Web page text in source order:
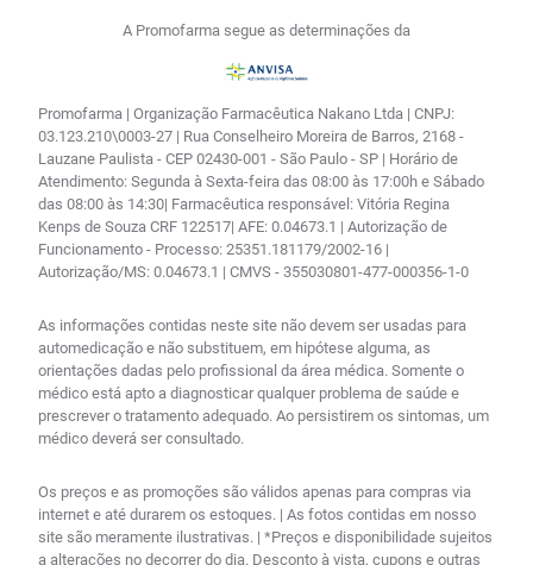
A Promofarma segue as determinações da
Promofarma | Organização Farmacêutica Nakano Ltda | CNPJ:
03.123.210\0003-27 | Rua Conselheiro Moreira de Barros, 2168 -
Lauzane Paulista - CEP 02430-001 - São Paulo - SP | Horário de
Atendimento: Segunda à Sexta-feira das 08:00 às 17:00h e Sábado
das 08:00 às 14:30| Farmacêutica responsável: Vitória Regina
Kenps de Souza CRF 122517| AFE: 0.04673.1 | Autorização de
Funcionamento - Processo: 25351.181179/2002-16 |
Autorização/MS: 0.04673.1 | CMVS - 355030801-477-000356-1-0
As informações contidas neste site não devem ser usadas para
automedicação e não substituem, em hipótese alguma, as
orientações dadas pelo profissional da área médica. Somente o
médico está apto a diagnosticar qualquer problema de saúde e
prescrever o tratamento adequado. Ao persistirem os sintomas, um
médico deverá ser consultado.
Os preços e as promoções são válidos apenas para compras via
internet e até durarem os estoques. | As fotos contidas em nosso
site são meramente ilustrativas. | *Preços e disponibilidade sujeitos
a alterações no decorrer do dia. Desconto à vista, cupons e outras